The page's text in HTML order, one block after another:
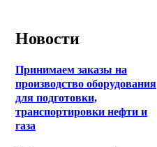
Новости
Принимаем заказы на
производство оборудования
для подготовки,
транспортировки нефти и
газа